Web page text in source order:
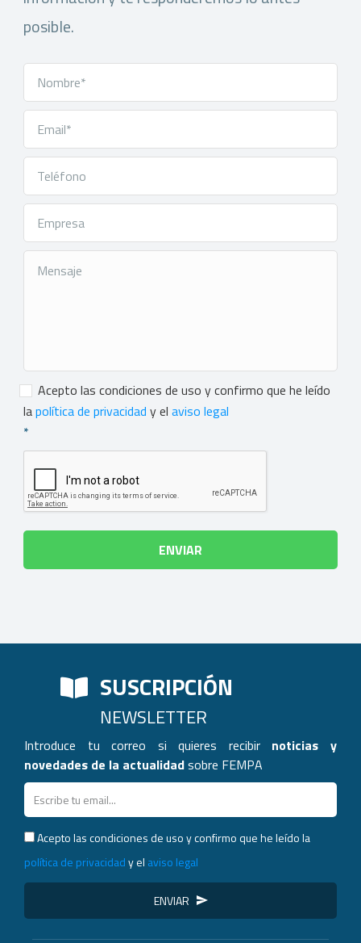
posible.
Consentimiento*
Acepto las condiciones de uso y confirmo que he leído
lapolítica de privacidad y el aviso legal
*
SUSCRIPCIÓN
NEWSLETTER
Introduce tu correo si quieres recibir noticias y
novedades de la actualidadsobre FEMPA
Acepto las condiciones de uso y confirmo que he leído la
política de privacidady el aviso legal
ENVIAR